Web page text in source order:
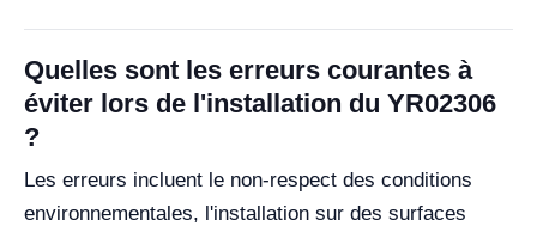
Quelles sont les erreurs courantes à
éviter lors de l'installation du YR02306
?
Les erreurs incluent le non-respect des conditions
environnementales, l'installation sur des surfaces